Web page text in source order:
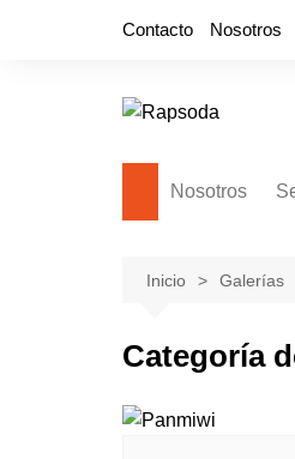
Contacto Nosotros
Nosotros
Inicio Galerías
Categoría